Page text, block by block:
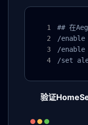
## 在
/
/
/set
验证